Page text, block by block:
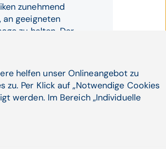
zunehmend
geeigneten
zu halten. Der
Die Ansatzpunkte
und Verwaltung
Ihrer OP-
Leerläufen
mit exakt
helfen unser Onlineangebot zu
Per Klick auf „Notwendige Cookies
werden. Im Bereich „Individuelle